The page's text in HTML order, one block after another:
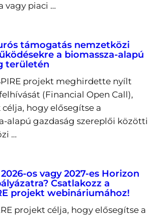
vagy piaci …
támogatás nemzetközi
a biomassza-alapú
területén
projekt meghirdette nyílt
(Financial Open Call),
hogy elősegítse a
alapú gazdaság szereplői közötti
…
os vagy 2027-es Horizon
Csatlakozz a
projekt webináriumához!
projekt célja, hogy elősegítse a